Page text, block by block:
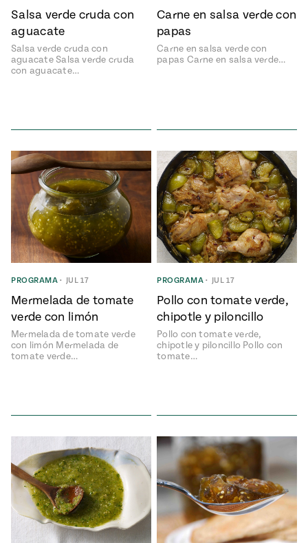
#MustEat
of Real
Salsa verde cruda con
aguacate
Salsa verde cruda con
aguacate Salsa verde cruda
con aguacate…
Carne en salsa verde con
papas
Carne en salsa verde con
papas Carne en salsa verde…
PROGRAMA • JUL 17
Mermelada de tomate
verde con limón
Mermelada de tomate verde
con limón Mermelada de
tomate verde…
PROGRAMA • JUL 17
Pollo con tomate verde,
chipotle y piloncillo
Pollo con tomate verde,
chipotle y piloncillo Pollo con
tomate…